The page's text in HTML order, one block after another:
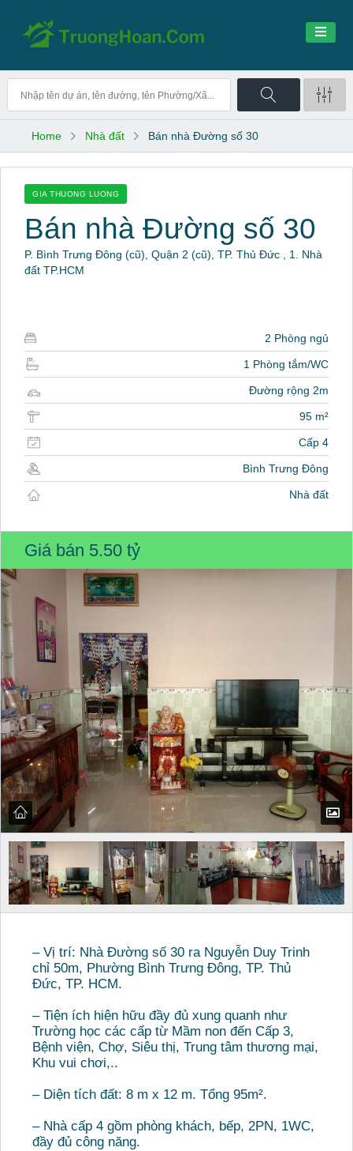
Home Nhà đất Bán nhà Đường số 30
GIA THUONG LUONG
Bán nhà Đường số 30
P. Bình Trưng Đông (cũ), Quận 2 (cũ), TP. Thủ Đức , 1. Nhà
đất TP.HCM
2 Phòng ngủ
1 Phòng tắm/WC
Đường rộng 2m
95 m²
Cấp 4
Bình Trưng Đông
Nhà đất
Giá bán 5.50 tỷ
– Vị trí: Nhà Đường số 30 ra Nguyễn Duy Trinh
chỉ 50m, Phường Bình Trưng Đông, TP. Thủ
Đức, TP. HCM.
– Tiện ích hiện hữu đầy đủ xung quanh như
Trường học các cấp từ Mầm non đến Cấp 3,
Bệnh viện, Chợ, Siêu thị, Trung tâm thương mại,
Khu vui chơi,..
– Diện tích đất: 8 m x 12 m. Tổng 95m².
– Nhà cấp 4 gồm phòng khách, bếp, 2PN, 1WC,
đầy đủ công năng.